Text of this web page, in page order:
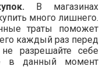
В магазинах
много лишнего.
траты поможет
каждый раз перед
разрешайте себе
в данный момент